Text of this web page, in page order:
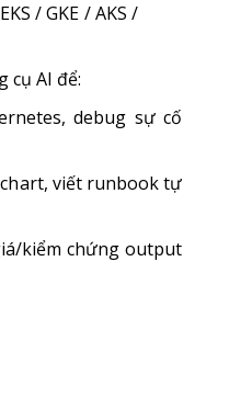
/ GKE / AKS /
cụ AI để:
debug sự cố
viết runbook tự
kiểm chứng output